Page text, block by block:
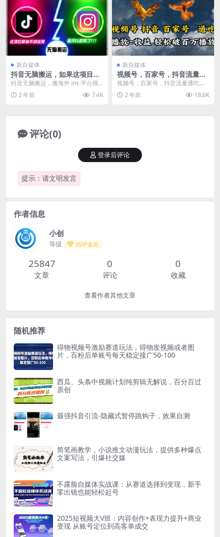
新自媒体
抖音无脑搬运，如果这项目都
拿不到结果，你可以退网了
抖音无脑搬运，搬海外 ins 平台视
频到抖音，千粉号回收价 100 –...
2 年前 7.4K
新自媒体
视频号，百家号，抖音流量通
吃，抗战时期的英雄人物传记
介绍，每天轻松两三张【揭
秘】
视频号，百家号，抖音流量通吃，
抗战时期的英雄人物传记介绍，每
天轻松两三张【揭秘】...
2 年前 18.6K
评论(0)
提示：请文明发言
登录后评论
作者信息
小创
等级 SVIP会员
25847
文章
0
评论
0
收藏
查看作者其他文章
随机推荐
得物视频号激励赛道玩法，得物发视频或者图
片，百粉后单账号每天稳定接广50-100
西瓜、头条中视频计划纯剪辑无解说，百分百过
原创
最强抖音引流-隐藏式暂停跳钩子，效果自测
简笔画教学，小说推文动漫玩法，提供多种爆点
文案写法，引爆社交媒
不露脸自媒体实战课：从赛道选择到变现，新手
零出镜也能轻松起号
2025短视频大V班：内容创作+表现力提升+商业
变现 从账号定位到高客单成交